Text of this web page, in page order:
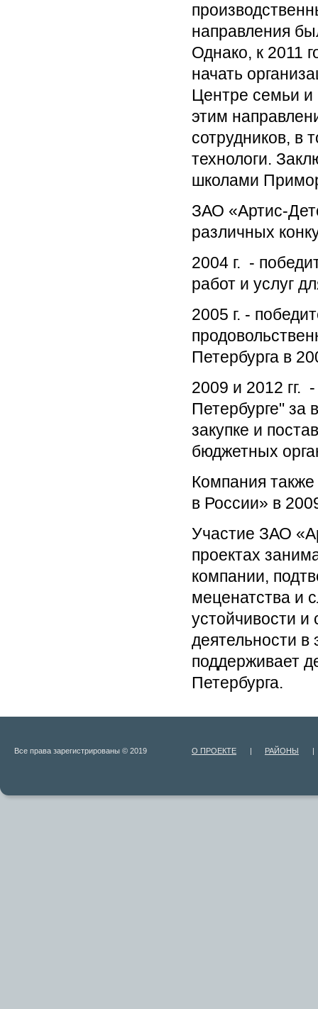
направления
Однако, к 2011
начать
Центре семьи и
этим
сотрудников, в
технологи.
школами
ЗАО «Артис-
различных
2004 г. -
работ и услуг
2005 г. -
Петербурга в
2009 и 2012 гг.
Петербурге" за
закупке и
бюджетных
Компания
в России» в
Участие ЗАО
проектах
компании,
меценатства и
устойчивости и
деятельности в
поддерживает
Петербурга.
Все права зарегистрированы © 2019 О ПРОЕКТЕ | РАЙОНЫ |